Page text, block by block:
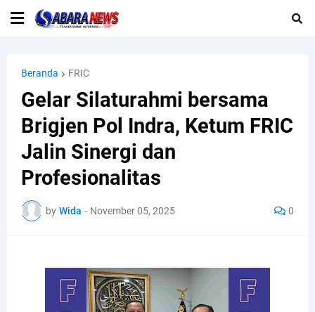
Beranda FRIC
Gelar Silaturahmi bersama
Brigjen Pol Indra, Ketum FRIC
Jalin Sinergi dan
Profesionalitas
by Wida - November 05, 2025 0